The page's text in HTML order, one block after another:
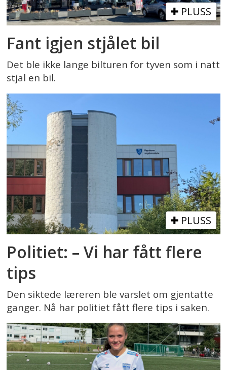
PLUSS
Fant igjen stjålet bil
Det ble ikke lange bilturen for tyven som i natt
stjal en bil.
PLUSS
Politiet: – Vi har fått flere
tips
Den siktede læreren ble varslet om gjentatte
ganger. Nå har politiet fått flere tips i saken.